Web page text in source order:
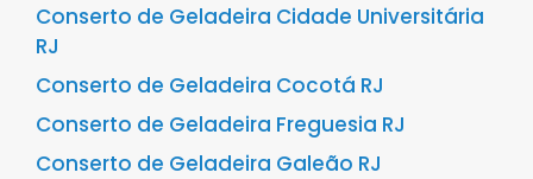
Conserto de Geladeira Cidade Universitária
RJ
Conserto de Geladeira Cocotá RJ
Conserto de Geladeira Freguesia RJ
Conserto de Geladeira Galeão RJ